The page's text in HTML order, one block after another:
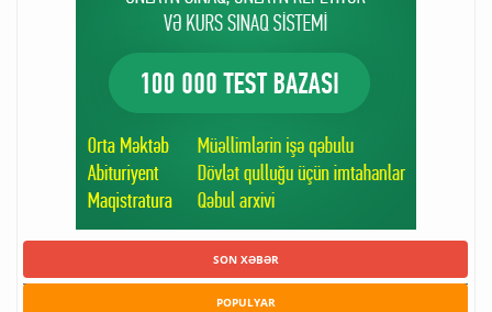
SON XƏBƏR
POPULYAR